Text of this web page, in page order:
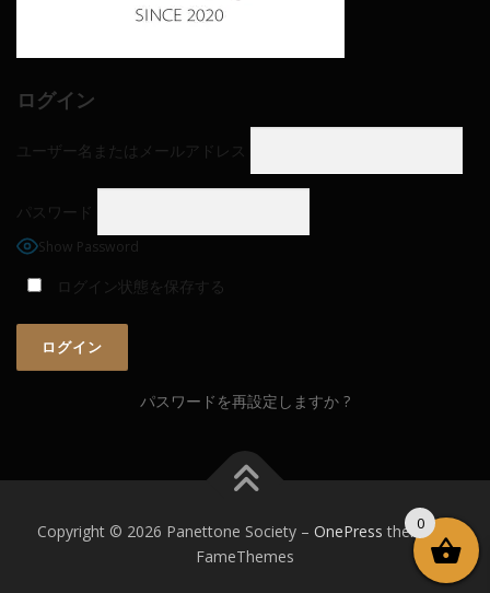
ログイン
ユーザー名またはメールアドレス
パスワード
Show Password
ログイン状態を保存する
パスワードを再設定しますか ?
Copyright © 2026 Panettone Society – OnePress theme by
FameThemes
0